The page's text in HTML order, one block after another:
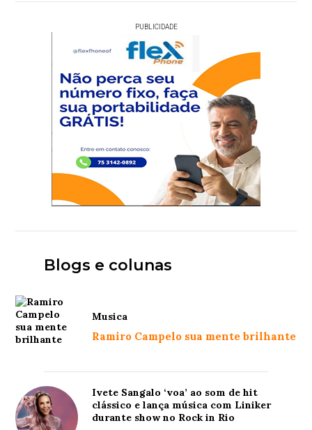
PUBLICIDADE
Blogs e colunas
Musica
Ramiro Campelo sua mente brilhante
Ivete Sangalo ‘voa’ ao som de hit
clássico e lança música com Liniker
durante show no Rock in Rio